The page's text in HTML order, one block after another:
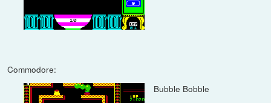
Commodore:
Bubble Bobble